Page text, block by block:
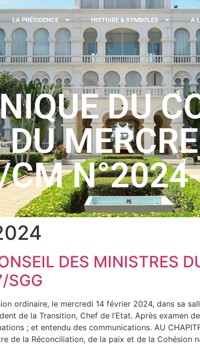
LA PRÉSIDENCE HISTOIRE & SYMBOLES A
DU
DES MINISTRES
ordinaire, le mercredi 14 février 2024, dans sa
de la Transition, Chef de l’Etat. Après examen
; et entendu des communications. AU
de la Réconciliation, de la paix et de la Cohésion